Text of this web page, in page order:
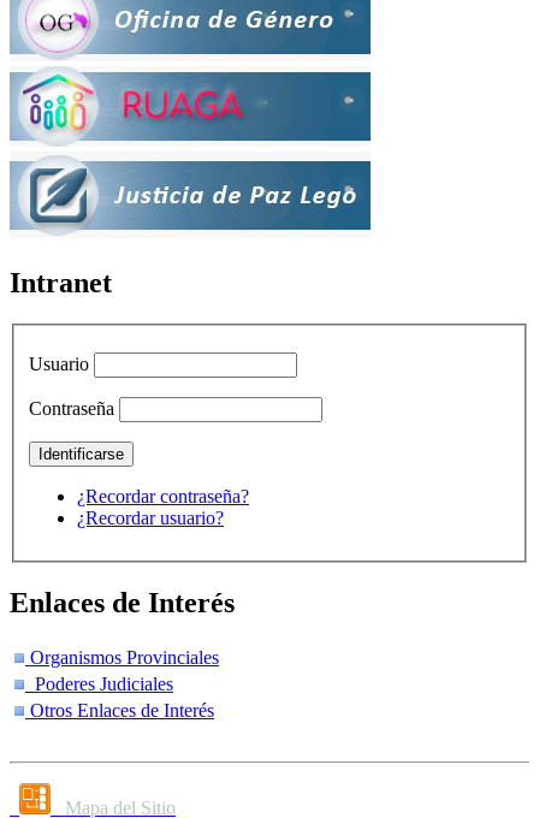
Intranet
Usuario
Contraseña
¿Recordar contraseña?
¿Recordar usuario?
Enlaces de Interés
Organismos Provinciales
Poderes Judiciales
Otros Enlaces de Interés
Mapa del Sitio